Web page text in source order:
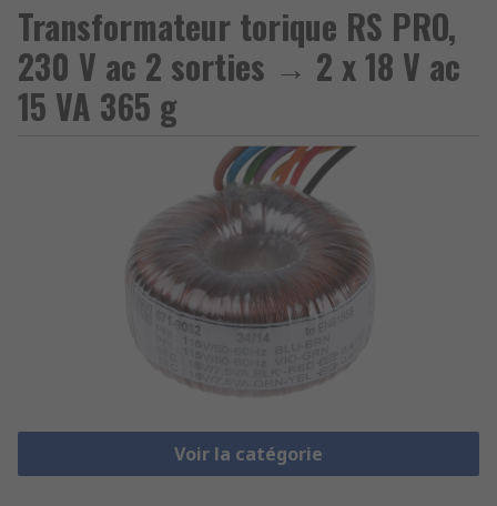
Transformateur torique RS PRO,
230 V ac 2 sorties → 2 x 18 V ac
15 VA 365 g
Voir la catégorie